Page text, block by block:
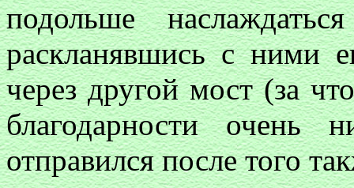
подольше
раскланявшись с ними
через другой мост (за
благодарности очень
отправился после того